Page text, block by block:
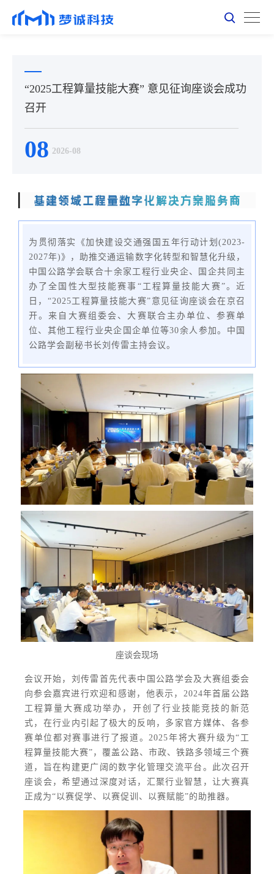
“2025工程算量技能大赛” 意见征询座谈会成功
召开
08 2026-08
为贯彻落实《加快建设交通强国五年行动计划(2023-
2027年)》，助推交通运输数字化转型和智慧化升级，
中国公路学会联合十余家工程行业央企、国企共同主
办了全国性大型技能赛事“工程算量技能大赛”。近
日 ，“2025工程算量技能大赛”意见征询座谈会在京召
开。来自大赛组委会、大赛联合主办单位、参赛单
位、其他工程行业央企国企单位等30余人参加。中国
公路学会副秘书长刘传雷主持会议。
座谈会现场
会议开始，刘传雷首先代表中国公路学会及大赛组委会
向参会嘉宾进行欢迎和感谢，他表示，2024年首届公路
工程算量大赛成功举办，开创了行业技能竞技的新范
式，在行业内引起了极大的反响，多家官方媒体、各参
赛单位都对赛事进行了报道。2025年将大赛升级为“工
程算量技能大赛”，覆盖公路、市政、铁路多领域三个赛
道，旨在构建更广阔的数字化管理交流平台。此次召开
座谈会，希望通过深度对话，汇聚行业智慧，让大赛真
正成为“以赛促学、以赛促训、以赛赋能”的助推器。